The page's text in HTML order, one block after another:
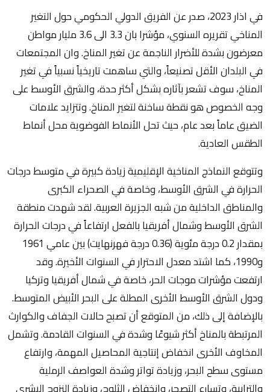
في اذار 2023، صدر عن الفريق الدولي الحكومي حول التغير
المناخي تقريره السنوي، مؤشرا بان 3.3 الى 3.6 مليار مواطن
معرضون بشدة للأضرار الناجمة عن تغير المناخ. وان المجتمعات
في البلدان الأقل تصنيعاً، والتي ساهمت تاريخياً نسبياً في تغير
المناخ، سوف تشعر بآثاره بشكل أكثر حدة، والشرق الأوسط على
وجه الخصوص هو نقطة ساخنة لتغير المناخ. وتتزايد علامات
الضيق عاماً بعد عام، حيث تحل الأنماط الفوضوية محل أنماط
الطقس العادية.
وتتوقع النماذج المناخية الإقليمية زيادة كبيرة في متوسط درجات
الحرارة في الشرق الأوسط، وخاصة في الصحراء الكبرى
والمناطق الداخلية من شبه الجزيرة العربية. لقد شهدت منطقة
الشرق الأوسط وشمال أفريقيا بالفعل ارتفاعاً في درجات الحرارة
بمقدار 0.2 درجة مئوية (0.36 درجة فهرنهايت) بين عامي 1961
و1990، كما اشتد معدل الاحترار في السنوات الأخيرة. وقد
ارتفعت مؤشرات موجات الحر، خاصة في شمال أفريقيا وتركيا
ودول الشرق الأوسط الأخرى المطلة على البحر الأبيض المتوسط.
بالإضافة إلى ذلك، من المتوقع أن تصبح حالات الجفاف والكوارث
المرتبطة بالمناخ أكثر شيوعًا وشدة في السنوات القادمة. وتشمل
المخاوف الأخرى انخفاض إنتاجية المحاصيل المهمة، وارتفاع
مستوى سطح البحر، وزيادة تواتر وشدة العواصف الرملية